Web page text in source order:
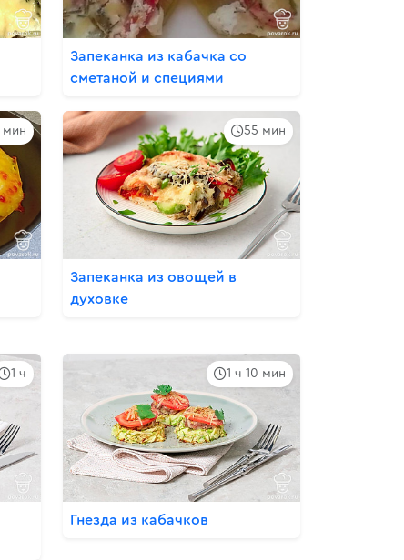
Запеканка из кабачка со
сметаной и специями
мин 55 мин
Запеканка из овощей в
духовке
1 ч 1 ч 10 мин
Гнезда из кабачков